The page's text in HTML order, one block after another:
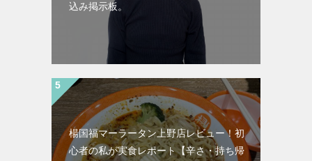
込み掲示板。
楊国福マーラータン上野店レビュー！初
心者の私が実食レポート【辛さ・持ち帰